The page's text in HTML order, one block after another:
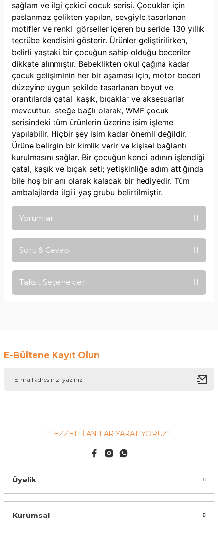
sağlam ve ilgi çekici çocuk serisi. Çocuklar için
paslanmaz çelikten yapılan, sevgiyle tasarlanan
motifler ve renkli görseller içeren bu seride 130 yıllık
tecrübe kendisini gösterir. Ürünler geliştirilirken,
belirli yaştaki bir çocuğun sahip olduğu beceriler
dikkate alınmıştır. Bebeklikten okul çağına kadar
çocuk gelişiminin her bir aşaması için, motor beceri
düzeyine uygun şekilde tasarlanan boyut ve
orantılarda çatal, kaşık, bıçaklar ve aksesuarlar
mevcuttur. İsteğe bağlı olarak, WMF çocuk
serisindeki tüm ürünlerin üzerine isim işleme
yapılabilir. Hiçbir şey isim kadar önemli değildir.
Ürüne belirgin bir kimlik verir ve kişisel bağlantı
kurulmasını sağlar. Bir çocuğun kendi adının işlendiği
çatal, kaşık ve bıçak seti; yetişkinliğe adım attığında
bile hoş bir anı olarak kalacak bir hediyedir. Tüm
ambalajlarda ilgili yaş grubu belirtilmiştir.
Yorumlar
Soru & Cevap
Taksit Seçenekleri
E-Bültene Kayıt Olun
"LEZZETLİ ANILAR YARATIYORUZ."
Üyelik
Kurumsal